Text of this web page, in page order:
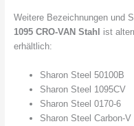
Weitere Bezeichnungen und
1095 CRO-VAN Stahl
ist
erhältlich:
Sharon Steel 50100B
Sharon Steel 1095CV
Sharon Steel 0170-6
Sharon Steel Carbon-V